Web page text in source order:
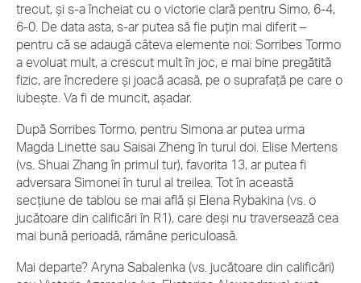
trecut, și s-a încheiat cu o victorie clară pentru Simo, 6-4,
6-0. De data asta, s-ar putea să fie puțin mai diferit –
pentru că se adaugă câteva elemente noi: Sorribes Tormo
a evoluat mult, a crescut mult în joc, e mai bine pregătită
fizic, are încredere și joacă acasă, pe o suprafață pe care o
iubește. Va fi de muncit, așadar.
După Sorribes Tormo, pentru Simona ar putea urma
Magda Linette sau Saisai Zheng în turul doi. Elise Mertens
(vs. Shuai Zhang în primul tur), favorita 13, ar putea fi
adversara Simonei în turul al treilea. Tot în această
secțiune de tablou se mai află și Elena Rybakina (vs. o
jucătoare din calificări în R1), care deși nu traversează cea
mai bună perioadă, rămâne periculoasă.
Mai departe? Aryna Sabalenka (vs. jucătoare din calificări)